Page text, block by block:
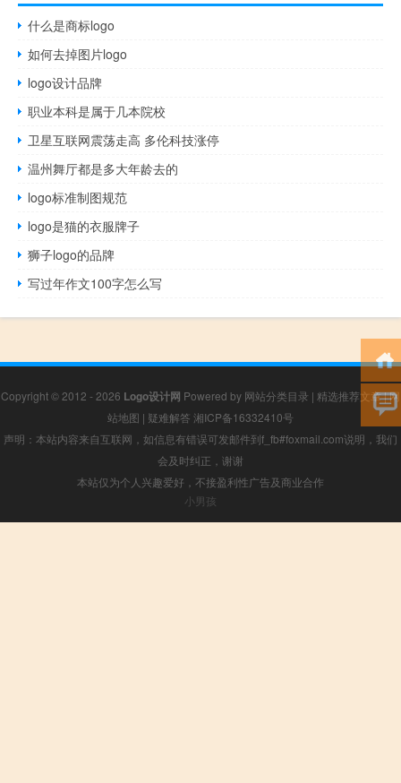
什么是商标logo
如何去掉图片logo
logo设计品牌
职业本科是属于几本院校
卫星互联网震荡走高 多伦科技涨停
温州舞厅都是多大年龄去的
logo标准制图规范
logo是猫的衣服牌子
狮子logo的品牌
写过年作文100字怎么写
Copyright © 2012 - 2026 Logo设计网 Powered by 网站分类目录 | 精选推荐文章|网
站地图 | 疑难解答 湘ICP备16332410号
声明：本站内容来自互联网，如信息有错误可发邮件到f_fb#foxmail.com说明，我们
会及时纠正，谢谢
本站仅为个人兴趣爱好，不接盈利性广告及商业合作
小男孩